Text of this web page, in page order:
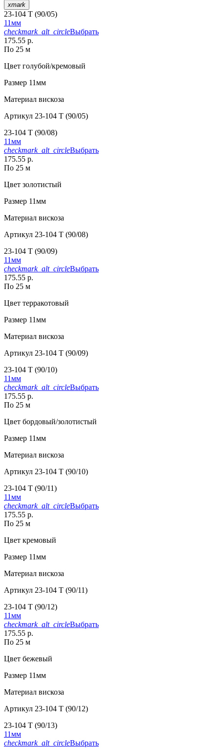
xmark
23-104 T (90/05)
11мм
checkmark_alt_circleВыбрать
175.55 р.
По 25 м
Цвет голубой/кремовый
Размер 11мм
Материал вискоза
Артикул 23-104 T (90/05)
23-104 T (90/08)
11мм
checkmark_alt_circleВыбрать
175.55 р.
По 25 м
Цвет золотистый
Размер 11мм
Материал вискоза
Артикул 23-104 T (90/08)
23-104 T (90/09)
11мм
checkmark_alt_circleВыбрать
175.55 р.
По 25 м
Цвет терракотовый
Размер 11мм
Материал вискоза
Артикул 23-104 T (90/09)
23-104 T (90/10)
11мм
checkmark_alt_circleВыбрать
175.55 р.
По 25 м
Цвет бордовый/золотистый
Размер 11мм
Материал вискоза
Артикул 23-104 T (90/10)
23-104 T (90/11)
11мм
checkmark_alt_circleВыбрать
175.55 р.
По 25 м
Цвет кремовый
Размер 11мм
Материал вискоза
Артикул 23-104 T (90/11)
23-104 T (90/12)
11мм
checkmark_alt_circleВыбрать
175.55 р.
По 25 м
Цвет бежевый
Размер 11мм
Материал вискоза
Артикул 23-104 T (90/12)
23-104 T (90/13)
11мм
checkmark_alt_circleВыбрать